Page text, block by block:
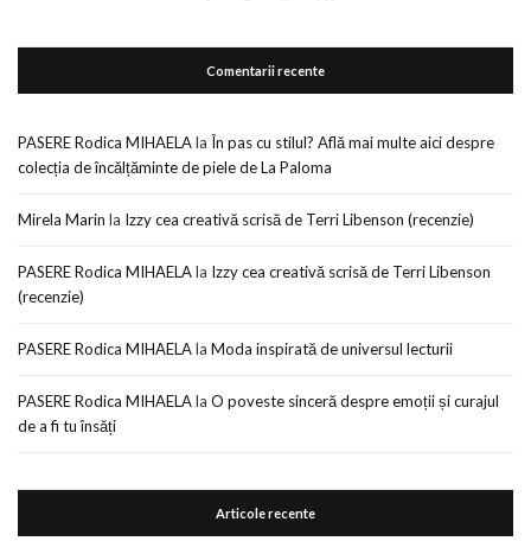
Comentarii recente
PASERE Rodica MIHAELAla În pas cu stilul? Află mai multe aici despre
colecția de încălțăminte de piele de La Paloma
Mirela Marin la Izzy cea creativă scrisă de Terri Libenson (recenzie)
PASERE Rodica MIHAELAla Izzy cea creativă scrisă de Terri Libenson
(recenzie)
PASERE Rodica MIHAELAla Moda inspirată de universul lecturii
PASERE Rodica MIHAELAla O poveste sinceră despre emoții și curajul
de a fi tu însăți
Articole recente